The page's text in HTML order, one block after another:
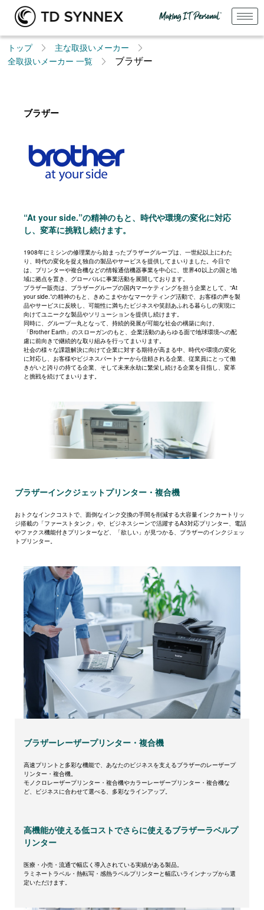
トップ
主な取扱いメーカー
全取扱いメーカー 一覧​
ブラザー
ブラザー
“At your side.”の精神のもと、時代や環境の変化に対応
し、変革に挑戦し続けます。
1908年にミシンの修理業から始まったブラザーグループは、一世紀以上にわた
り、時代の変化を捉え独自の製品やサービスを提供してまいりました。今日で
は、プリンターや複合機などの情報通信機器事業を中心に、世界40以上の国と地
域に拠点を置き、グローバルに事業活動を展開しております。
ブラザー販売は、ブラザーグループの国内マーケティングを担う企業として、“At
your side.”の精神のもと、きめこまやかなマーケティング活動で、お客様の声を製
品やサービスに反映し、可能性に満ちたビジネスや笑顔あふれる暮らしの実現に
向けてユニークな製品やソリューションを提供し続けます。
同時に、グループ一丸となって、持続的発展が可能な社会の構築に向け、
「Brother Earth」のスローガンのもと、企業活動のあらゆる面で地球環境への配
慮に前向きで継続的な取り組みを行ってまいります。
社会の様々な課題解決に向けて企業に対する期待が高まる中、時代や環境の変化
に対応し、お客様やビジネスパートナーから信頼される企業、従業員にとって働
きがいと誇りの持てる企業、そして未来永劫に繁栄し続ける企業を目指し、変革
と挑戦を続けてまいります。
ブラザーインクジェットプリンター・複合機
おトクなインクコストで、面倒なインク交換の手間を削減する大容量インクカートリッ
ジ搭載の「ファーストタンク」や、ビジネスシーンで活躍するA3対応プリンター、電話
やファクス機能付きプリンターなど、「欲しい」が見つかる、ブラザーのインクジェッ
トプリンター。
ブラザーレーザープリンター・複合機
高速プリントと多彩な機能で、あなたのビジネスを支えるブラザーのレーザープ
リンター・複合機。
モノクロレーザープリンター・複合機やカラーレーザープリンター・複合機な
ど、ビジネスに合わせて選べる、多彩なラインアップ。
高機能が使える低コストでさらに使えるブラザーラベルプ
リンター
医療・小売・流通で幅広く導入されている実績がある製品。
ラミネートラベル・熱転写・感熱ラベルプリンターと幅広いラインナップから選
定いただけます。